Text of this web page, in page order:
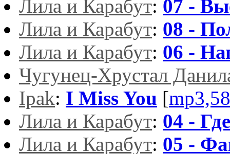
Лила и Карабут: 07 -
Лила и Карабут: 08 -
Лила и Карабут: 06 -
Чугунец-Хрустал
Ipak: I Miss You [
Лила и Карабут: 04 -
Лила и Карабут: 05 -